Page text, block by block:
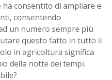
consentito di ampliare e
consentendo
un numero sempre più
questo fatto in tutto il
in agricoltura significa
della notte dei tempi.